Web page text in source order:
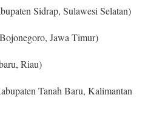
Sidrap, Sulawesi Selatan)
Jawa Timur)
Riau)
Tanah Baru, Kalimantan